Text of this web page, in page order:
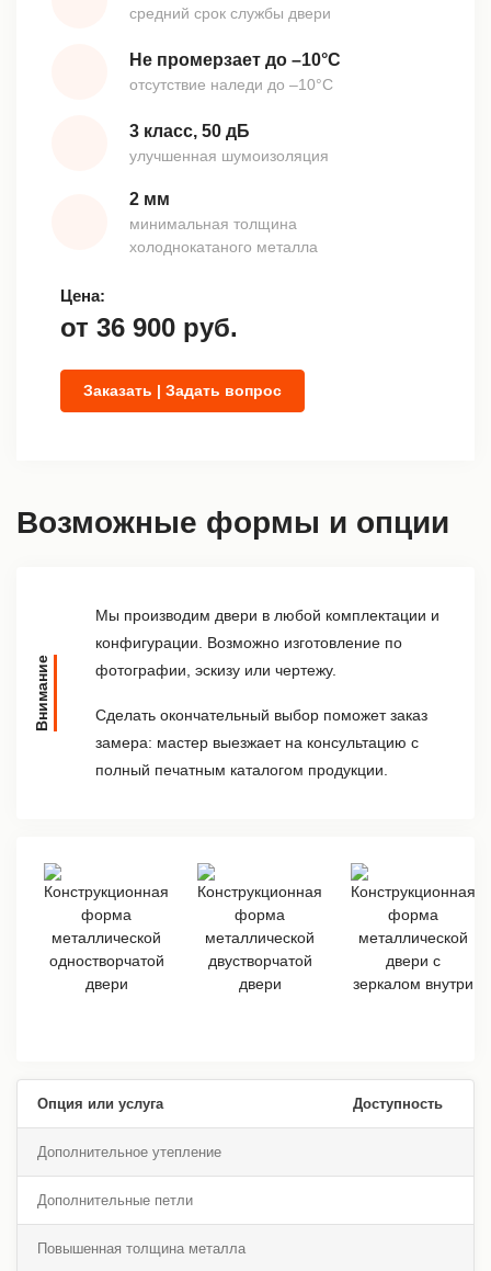
средний срок службы двери
Не промерзает до –10°С
отсутствие наледи до –10°С
3 класс, 50 дБ
улучшенная шумоизоляция
2 мм
минимальная толщина
холоднокатаного металла
Цена:
от 36 900 руб.
Заказать | Задать вопрос
Возможные формы и опции
Внимание
Мы производим двери в любой комплектации и
конфигурации. Возможно изготовление по
фотографии, эскизу или чертежу.
Сделать окончательный выбор поможет заказ
замера: мастер выезжает на консультацию с
полный печатным каталогом продукции.
Опция или услуга Доступность
Дополнительное утепление
Дополнительные петли
Повышенная толщина металла